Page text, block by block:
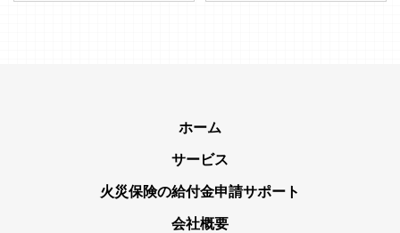
ホーム
サービス
火災保険の給付金申請サポート
会社概要